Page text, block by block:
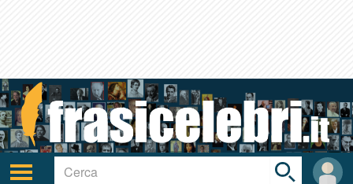
Attiva/disattiva
navigazione
User
area
Toggle
search
bar